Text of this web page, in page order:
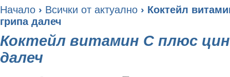
Начало › Всички от актуално › Коктейл
грипа далеч
Коктейл витамин С плюс
далеч